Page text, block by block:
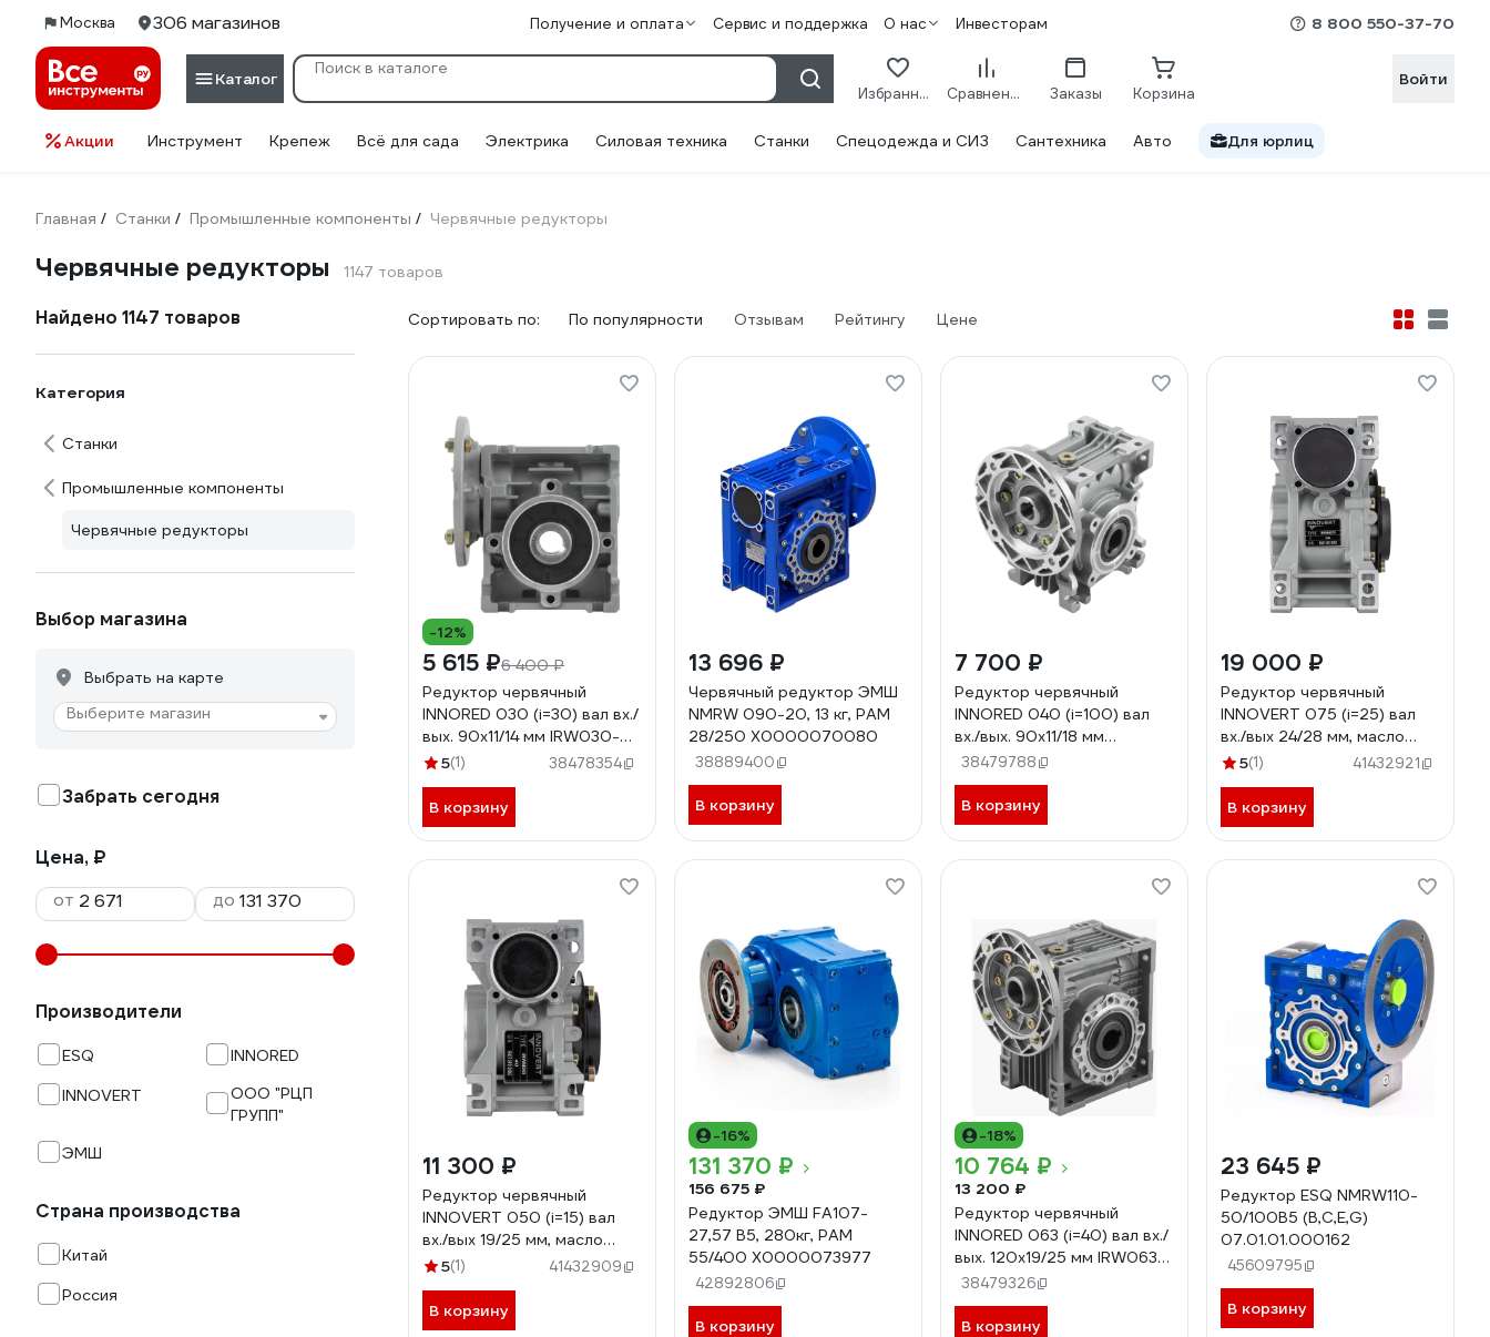
Москва 306 магазинов Получение и оплата Сервис и поддержка О нас Инвесторам 8 800 550-37-70
Каталог
Избранное Сравнение Заказы Корзина
Войти
Акции Инструмент Крепеж Всё для сада Электрика Силовая техника Станки Спецодежда и СИЗ Сантехника Авто Для юрлиц
Главная / Станки / Промышленные компоненты / Червячные редукторы
Червячные редукторы 1147 товаров
Найдено 1147 товаров
Категория
Станки
Промышленные компоненты
Червячные редукторы
Выбор магазина
Выбрать на карте
Выберите магазин
Забрать сегодня
Цена, ₽
от
до
Производители
ESQ
INNORED
INNOVERT
ООО "РЦП
ГРУПП"
ЭМШ
Страна производства
Китай
Россия
Сортировать по: По популярности Отзывам Рейтингу Цене
-12%
5 615 ₽6 400 ₽
Редуктор червячный
INNORED 030 (i=30) вал вх./
вых. 90х11/14 мм IRW030-
30-63B14
5(1) 38478354
В корзину
13 696 ₽
Червячный редуктор ЭМШ
NMRW 090-20, 13 кг, PAM
28/250 Х0000070080
38889400
В корзину
7 700 ₽
Редуктор червячный
INNORED 040 (i=100) вал
вх./вых. 90х11/18 мм
IRWD040-100-63B14
38479788
В корзину
19 000 ₽
Редуктор червячный
INNOVERT 075 (i=25) вал
вх./вых 24/28 мм, масло
синтетическое (-25..+40 С)
5(1) 41432921
В корзину
11 300 ₽
Редуктор червячный
INNOVERT 050 (i=15) вал
вх./вых 19/25 мм, масло
синтетическое (-25..+40 С)
5(1) 41432909
В корзину
-16%
131 370 ₽
156 675 ₽
Редуктор ЭМШ FA107-
27,57 B5, 280кг, PAM
55/400 Х0000073977
42892806
В корзину
-18%
10 764 ₽
13 200 ₽
Редуктор червячный
INNORED 063 (i=40) вал вх./
вых. 120х19/25 мм IRW063-
40-80B14
38479326
В корзину
23 645 ₽
Редуктор ESQ NMRW110-
50/100B5 (B,C,E,G)
07.01.01.000162
45609795
В корзину